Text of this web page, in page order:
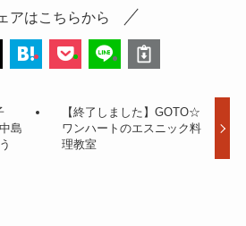
アはこちらから
島
【終了しました】GOTO☆
ワンハートのエスニック料
理教室